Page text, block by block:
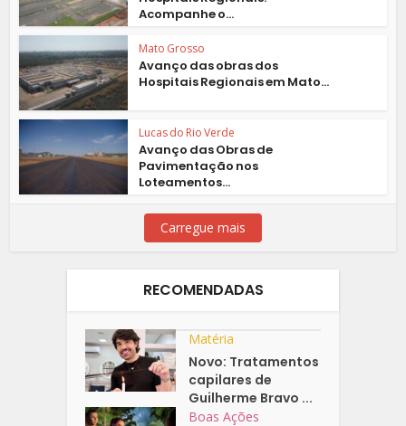
Acompanhe o...
Mato Grosso
Avanço das obras dos
Hospitais Regionais em Mato...
Lucas do Rio Verde
Avanço das Obras de
Pavimentação nos
Loteamentos...
Carregue mais
RECOMENDADAS
Matéria
Novo: Tratamentos
capilares de
Guilherme Bravo ...
Boas Ações